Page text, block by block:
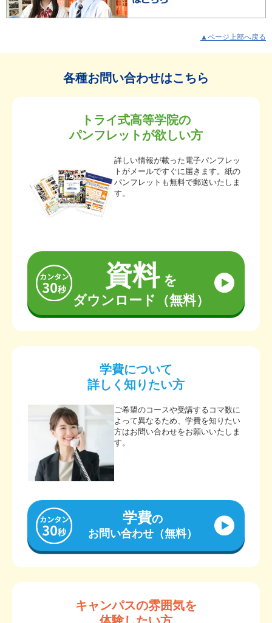
▲ページ上部へ戻る
各種お問い合わせはこちら
トライ式高等学院の
パンフレットが欲しい方
詳しい情報が載った電子パンフレッ
トがメールですぐに届きます。紙の
パンフレットも無料で郵送いたしま
す。
資料を
ダウンロード（無料）
学費について
詳しく知りたい方
ご希望のコースや受講するコマ数に
よって異なるため、学費を知りたい
方はお問い合わせをお願いいたしま
す。
学費の
お問い合わせ（無料）
キャンパスの雰囲気を